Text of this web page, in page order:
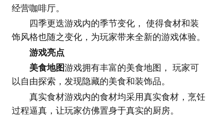
经营咖啡厅。
四季更迭游戏内的季节变化， 使得食材和装
饰风格也随之变化，为玩家带来全新的游戏体验。
游戏亮点
美食地图游戏拥有丰富的美食地图， 玩家可
以自由探索，发现隐藏的美食和装饰品。
真实食材游戏内的食材均采用真实食材，烹饪
过程逼真，让玩家仿佛置身于真实的厨房。